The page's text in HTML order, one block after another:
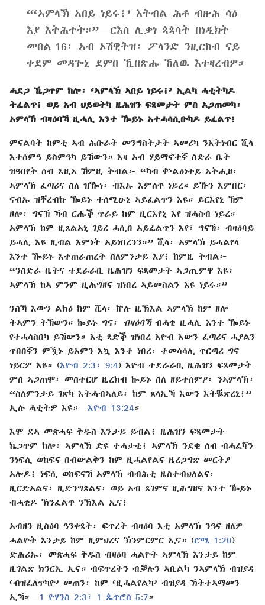
“‘ኣምላኽ ኣበይ ነይሩ፧’ እትብል ሕቶ ብዙሕ ሳዕ
እያ እትሕተት።”—ርእሰ ሊቃነ ጳጳሳት በነዲክት
መበል 16፡ ኣብ ኦሽዊትዝ፡ ፖላንድ ንዚርከብ ናይ
ቀደም መዳጐኒ ደምበ ኺበጽሑ ኸለዉ እተዛረብዎ።
ሓደጋ ኼጋጥም ከሎ፡ ‘ኣምላኽ ኣበይ ነይሩ፧’ ኢልካ ሓቲትካዶ
ትፈልጥ፧ ወይ ኣብ ህይወትካ ዜሕዝን ፍጻመታት ምስ ኣጋጠመካ፡
ኣምላኽ ብዛዕባኻ ዚሓሊ እንተ ዀይኑ ኣተሓሳሲቡካዶ ይፈልጥ፧
ምናልባት ከምቲ ኣብ ሕቡራት መንግስትታት ኣመሪካ ንእትነብር ሺላ
እተሰምዓ ይስምዓካ ይኸውን። እዛ ኣብ ሃይማኖተኛ ስድራ ቤት
ዝዓበየት ሰብ እዚኣ ኸምዚ ትብል፦ “ካብ ቍልዕነተይ ኣትሒዘ፡
ኣምላኽ ፈጣሪና ስለ ዝዀነ፡ ብእኡ እምሰጥ ነይረ። ይኹን እምበር፡
ናብኡ ዝቐረብኩ ዀይኑ ተሰሚዑኒ ኣይፈልጥን እዩ። ይርእየኒ ኸም
ዘሎ፡ ግናኸ ኻብ ርሑቕ ጥራይ ከም ዚርእየኒ እየ ዝሓስብ ነይረ።
ኣምላኽ ከም ዚጸልኣኒ ገይረ ሓሲበ ኣይፈልጥን እየ፣ ግናኸ፡ ብዛዕባይ
ይሓሊ እዩ ዚብል እምነት ኣይነበረንን።” ሺላ፡ ኣምላኽ ይሓልየላ
እንተ ዀይኑ እተጠራጠረት ስለምንታይ እያ፧ ከምዚ ትብል፦
“ንስድራ ቤትና ተደራራቢ ዜሕዝን ፍጻመታት ኣጋጢምዋ እዩ፣
ኣምላኽ ከኣ ምንም ዚሕግዘና ዝነበረ ኣይመስልን እዩ ነይሩ።”
ንስኻ እውን ልክዕ ከም ሺላ፡ ኵሉ ዚኽእል ኣምላኽ ከም ዘሎ
ትኣምን ትኸውን። ኰይኑ ግና፡ ብዛዕባኻብሓቂ ዚሓሊ እንተ ዀይኑ
የተሓሳስበካ ይኸውን። እቲ ጻድቕ ዝነበረ እዮብ እውን ፈጣሪና ሓያልን
ጥበበኛን ምዃኑ ይኣምን እኳ እንተ ነበረ፡ ተመሳሳሊ ጥርጣረ ግና
ነይርዎ እዩ። (እዮብ 2:3፣ 9:4) እዮብ ተደራራቢ ዜሕዝን ፍጻመታት
ምስ ኣጋጠሞ፡ መስተርሆ ዚረክብ ኰይኑ ስለ ዘይተሰምዖ፡ ንኣምላኽ፡
“ስለምንታይ ገጽካ እትሓብኣለይ፡ ከም ጸላኢኻ እውን እትቘጽረኒ፧”
ኢሉ ሓቲትዎ እዩ።—እዮብ 13:24።
እሞ ደኣ መጽሓፍ ቅዱስ እንታይ ይብል፧ ዜሕዝን ፍጻመታት
ኬጋጥም ከሎ፡ ኣምላኽ ድዩ ተሓታቲ፧ ኣምላኽ ንደቂ ሰብ ብሓፈሻን
ንነፍሲ ወከፍና በብውልቅን ከም ዚሓልየልና ዜረጋግጽ መርትዖ
ኣሎዶ፧ ነፍሲ ወከፍናኸ ኣምላኽ ብብሕቲ ዜስተብህለልና፡
ዚርድኣልና፡ ዚድንግጸልና፡ ወይ ኣብ ጸገምና ዚሕግዘና እንተ ዀይኑ
ብሓቂዶ ኽንፈልጥ ንኽእል ኢና፧
ኣብዘን ዚስዕባ ዓንቀጻት፡ ፍጥረት ብዛዕባ እቲ ኣምላኽ ንዓና ዘለዎ
ሓልዮት እንታይ ከም ዚምህረና ኽንምርምር ኢና። (ሮሜ 1:20)
ድሕሪኡ፡ መጽሓፍ ቅዱስ ብዛዕባ ሓልዮት ኣምላኽ እንታይ ከም
ዚገልጽ ክንርኢ ኢና። ብፍጥረትን ብቓሉን ኣቢልካ ንኣምላኽ ብዝያዳ
‘ብዝፈለጥካዮ’ መጠን፡ ከም ‘ዚሓልየልካ’ ብዝያዳ ኽትተኣማመን
ኢኻ።—1 ዮሃንስ 2:3፣ 1 ጴጥሮስ 5:7።